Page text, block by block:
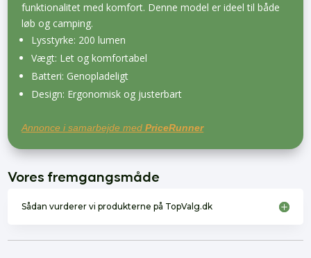
funktionalitet med komfort. Denne model er ideel til både
løb og camping.
Lysstyrke: 200 lumen
Vægt: Let og komfortabel
Batteri: Genopladeligt
Design: Ergonomisk og justerbart
Annonce i samarbejde medPriceRunner
Vores fremgangsmåde
Sådan vurderer vi produkterne på TopValg.dk